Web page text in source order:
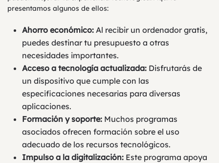
presentamos algunos de ellos:
Ahorro económico: Al recibir un ordenador gratis,
puedes destinar tu presupuesto a otras
necesidades importantes.
Acceso a tecnología actualizada: Disfrutarás de
un dispositivo que cumple con las
especificaciones necesarias para diversas
aplicaciones.
Formación y soporte: Muchos programas
asociados ofrecen formación sobre el uso
adecuado de los recursos tecnológicos.
Impulso a la digitalización: Este programa apoya